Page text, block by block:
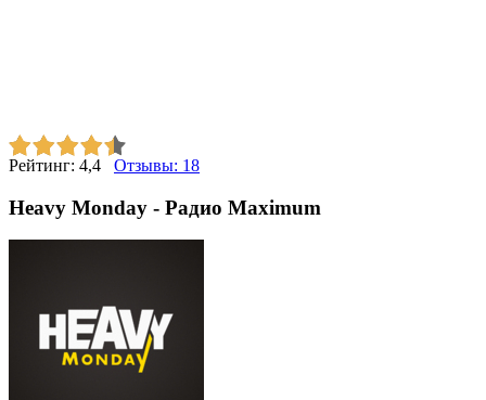
Рейтинг: 4,4 Отзывы: 18
Heavy Monday - Радио Maximum